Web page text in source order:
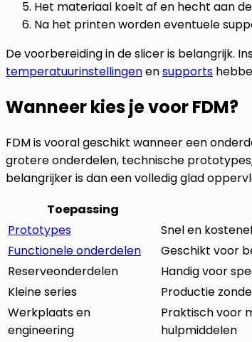
Het materiaal koelt af en hecht aan
Na het printen worden eventuele
De voorbereiding in de slicer is belangrijk.
temperatuurinstellingenensupports
Wanneer kies je voor FDM?
FDM is vooral geschikt wanneer een
grotere onderdelen, technische
belangrijker is dan een volledig glad
Toepassing
Prototypes
Snel en
Functionele onderdelen
Geschikt voor
Reserveonderdelen
Handig voor
Kleine series
Productie
Werkplaats en
engineering
Praktisch voor
hulpmiddelen